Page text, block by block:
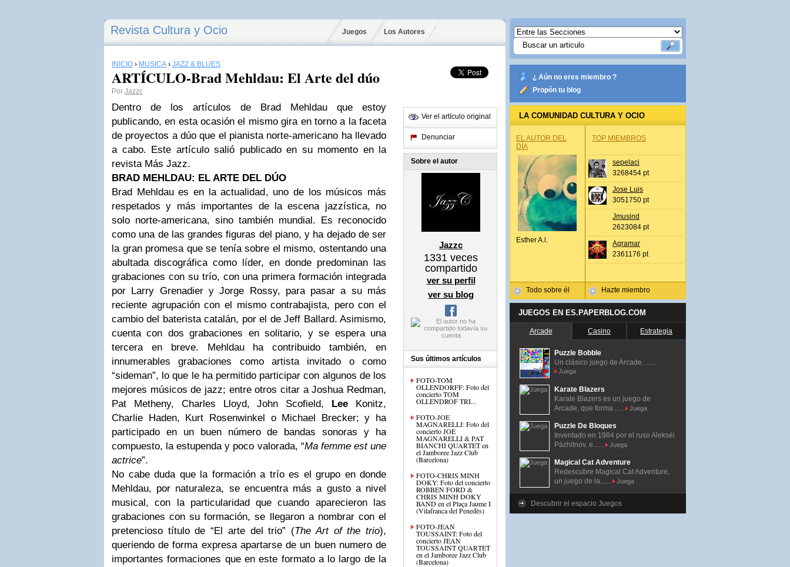
Revista Cultura y Ocio Juegos Los Autores
INICIO › MÚSICA › JAZZ & BLUES
ARTÍCULO-Brad Mehldau: El Arte del dúo
Por Jazzc
Dentro de los artículos de Brad Mehldau que estoy
publicando, en esta ocasión el mismo gira en torno a la faceta
de proyectos a dúo que el pianista norte-americano ha llevado
a cabo. Este artículo salió publicado en su momento en la
revista Más Jazz.
BRAD MEHLDAU: EL ARTE DEL DÚO
Brad Mehldau es en la actualidad, uno de los músicos más
respetados y más importantes de la escena jazzística, no
solo norte-americana, sino también mundial. Es reconocido
como una de las grandes figuras del piano, y ha dejado de ser
la gran promesa que se tenía sobre el mismo, ostentando una
abultada discográfica como líder, en donde predominan las
grabaciones con su trío, con una primera formación integrada
por Larry Grenadier y Jorge Rossy, para pasar a su más
reciente agrupación con el mismo contrabajista, pero con el
cambio del baterista catalán, por el de Jeff Ballard. Asimismo,
cuenta con dos grabaciones en solitario, y se espera una
tercera en breve. Mehldau ha contribuido también, en
innumerables grabaciones como artista invitado o como
“sideman”, lo que le ha permitido participar con algunos de los
mejores músicos de jazz; entre otros citar a Joshua Redman,
Pat Metheny, Charles Lloyd, John Scofield, Lee Konitz,
Charlie Haden, Kurt Rosenwinkel o Michael Brecker; y ha
participado en un buen número de bandas sonoras y ha
compuesto, la estupenda y poco valorada, “Ma femme est une
actrice”.
No cabe duda que la formación a trío es el grupo en donde
Mehldau, por naturaleza, se encuentra más a gusto a nivel
musical, con la particularidad que cuando aparecieron las
grabaciones con su formación, se llegaron a nombrar con el
pretencioso título de “El arte del trio” (The Art of the trio),
queriendo de forma expresa apartarse de un buen numero de
importantes formaciones que en este formato a lo largo de la
Ver el artículo original
Denunciar
Sobre el autor
Jazzc
1331 veces
compartido
ver su perfil
ver su blog
Sus últimos artículos
FOTO-TOM
OLLENDORFF: Foto del
concierto TOM
OLLENDROF TRI...
FOTO-JOE
MAGNARELLI: Foto del
concierto JOE
MAGNARELLI & PAT
BIANCHI QUARTET en
el Jamboree Jazz Club
(Barcelona)
FOTO-CHRIS MINH
DOKY: Foto del concierto
ROBBEN FORD &
CHRIS MINH DOKY
BAND en el Plaça Jaume I
(Vilafranca del Penedès)
FOTO-JEAN
TOUSSAINT: Foto del
concierto JEAN
TOUSSAINT QUARTET
en el Jamboree Jazz Club
(Barcelona)
¿ Aún no eres miembro ?
Propón tu blog
LA COMUNIDAD CULTURA Y OCIO
EL AUTOR DEL
DÍA
Esther A.l.
Todo sobre él
TOP MIEMBROS
sepelaci
3268454 pt
Jose Luis
3051750 pt
Jmusind
2623084 pt
Agramar
2361176 pt
Hazte miembro
JUEGOS EN ES.PAPERBLOG.COM
Arcade Casino Estrategia
Puzzle Bobble
Un clásico juego de Arcade. ......
Juega
Karate Blazers
Karate Blazers es un juego de
Arcade, que forma......
Juega
Puzzle De Bloques
Inventado en 1984 por el ruso Alekséi
Pázhitnov, e......
Juega
Magical Cat Adventure
Redescubre Magical Cat Adventure,
un juego de la......
Juega
Descubrir el espacio Juegos